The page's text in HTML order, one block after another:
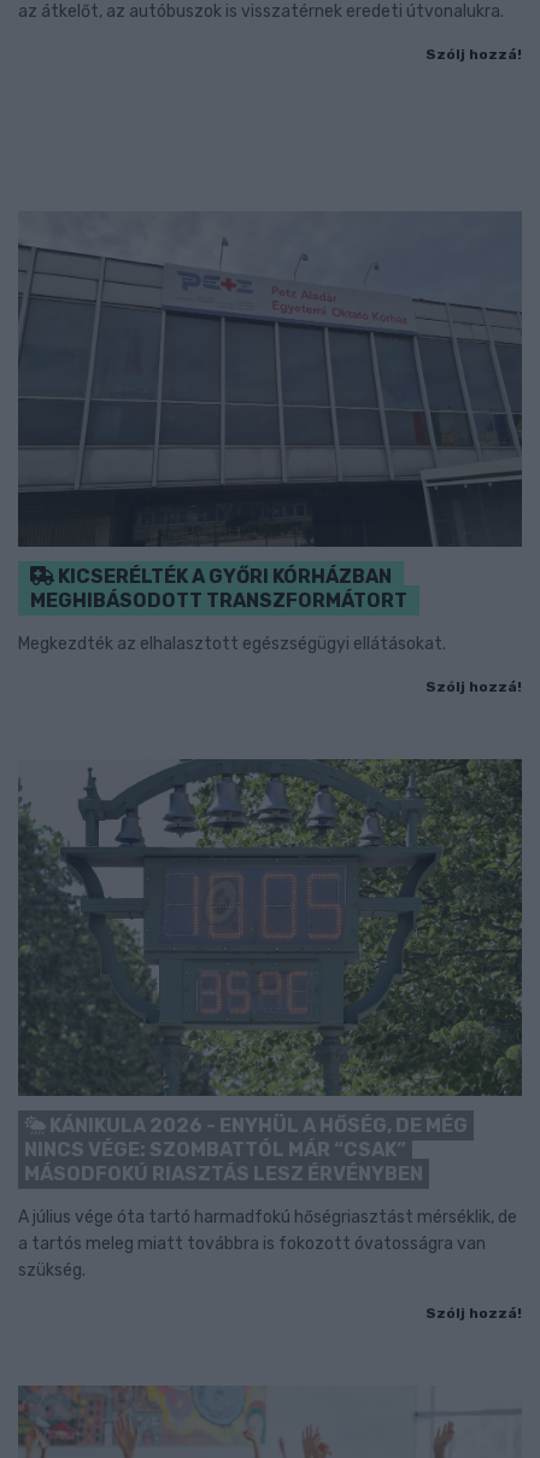
az átkelőt, az autóbuszok is visszatérnek eredeti útvonalukra.
Szólj hozzá!
KICSERÉLTÉK A GYŐRI KÓRHÁZBAN
MEGHIBÁSODOTT TRANSZFORMÁTORT
Megkezdték az elhalasztott egészségügyi ellátásokat.
Szólj hozzá!
KÁNIKULA 2026 - ENYHÜL A HŐSÉG, DE MÉG
NINCS VÉGE: SZOMBATTÓL MÁR “CSAK”
MÁSODFOKÚ RIASZTÁS LESZ ÉRVÉNYBEN
A július vége óta tartó harmadfokú hőségriasztást mérséklik, de
a tartós meleg miatt továbbra is fokozott óvatosságra van
szükség.
Szólj hozzá!